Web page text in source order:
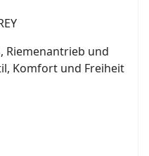
Riemenantrieb und
Komfort und Freiheit